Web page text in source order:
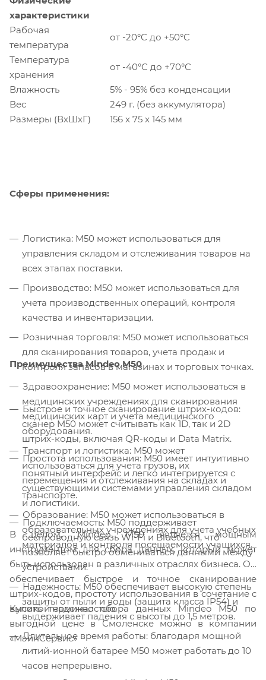
характеристики
Рабочая
температура
от -20°C до +50°C
Температура
хранения
от -40°C до +70°C
Влажность
5% - 95% без конденсации
Вес
249 г. (без аккумулятора)
Размеры (ВхШхГ)
156 x 75 x 145 мм
Сферы применения:
Логистика: M50 может использоваться для
управления складом и отслеживания товаров на
всех этапах поставки.
Производство: M50 может использоваться для
учета производственных операций, контроля
качества и инвентаризации.
Розничная торговля: M50 может использоваться
для сканирования товаров, учета продаж и
контроля запасов в магазинах и торговых точках.
Здравоохранение: M50 может использоваться в
медицинских учреждениях для сканирования
медицинских карт и учета медицинского
оборудования.
Транспорт и логистика: M50 может
использоваться для учета грузов, их
перемещения и отслеживания на складах и
транспорте.
Образование: M50 может использоваться в
образовательных учреждениях для учета учебных
материалов и контроля посещаемости учащихся.
Преимущества Mindeo M50
Быстрое и точное сканирование штрих-кодов:
сканер M50 может считывать как 1D, так и 2D
штрих-коды, включая QR-коды и Data Matrix.
Простота использования: M50 имеет интуитивно
понятный интерфейс и легко интегрируется с
существующими системами управления складом
и логистики.
Подключаемость: M50 поддерживает
беспроводную связь Wi-Fi и Bluetooth, что
позволяет быстро обмениваться данными между
устройствами.
Надежность: M50 обеспечивает высокую степень
защиты от пыли и воды (защита класса IP54) и
выдерживает падения с высоты до 1,5 метров.
Длительное время работы: благодаря мощной
литий-ионной батарее M50 может работать до 10
часов непрерывно.
В целом, Mindeo M50 является мощным
инструментом для сбора данных, который может
быть использован в различных отраслях бизнеса. Он
обеспечивает быстрое и точное сканирование
штрих-кодов, простоту использования в сочетание с
высокой надежностью.
Купить терминал сбора данных Mindeo M50 по
выгодной цене в Смоленске можно в компании
«МэйнСервис»